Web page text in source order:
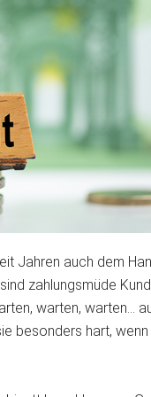
Jahren auch dem
zahlungsmüde
warten, warten…
besonders hart,